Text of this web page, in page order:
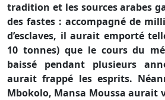
tradition et les sources arabes
des fastes : accompagné de
d’esclaves, il aurait emporté
10 tonnes) que le cours du
baissé pendant plusieurs
aurait frappé les esprits.
Mbokolo, Mansa Moussa aurait